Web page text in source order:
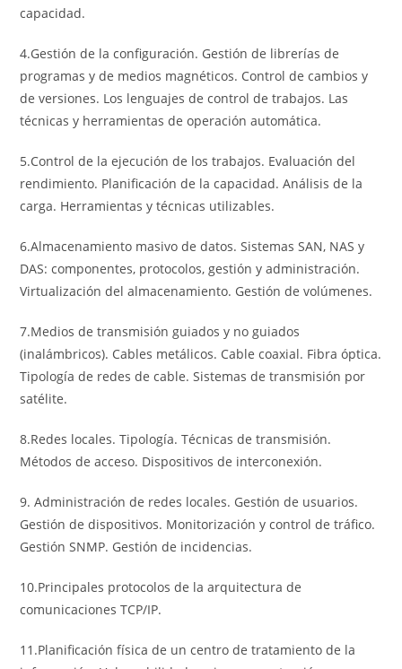
capacidad.
4.Gestión de la configuración. Gestión de librerías de
programas y de medios magnéticos. Control de cambios y
de versiones. Los lenguajes de control de trabajos. Las
técnicas y herramientas de operación automática.
5.Control de la ejecución de los trabajos. Evaluación del
rendimiento. Planificación de la capacidad. Análisis de la
carga. Herramientas y técnicas utilizables.
6.Almacenamiento masivo de datos. Sistemas SAN, NAS y
DAS: componentes, protocolos, gestión y administración.
Virtualización del almacenamiento. Gestión de volúmenes.
7.Medios de transmisión guiados y no guiados
(inalámbricos). Cables metálicos. Cable coaxial. Fibra óptica.
Tipología de redes de cable. Sistemas de transmisión por
satélite.
8.Redes locales. Tipología. Técnicas de transmisión.
Métodos de acceso. Dispositivos de interconexión.
9. Administración de redes locales. Gestión de usuarios.
Gestión de dispositivos. Monitorización y control de tráfico.
Gestión SNMP. Gestión de incidencias.
10.Principales protocolos de la arquitectura de
comunicaciones TCP/IP.
11.Planificación física de un centro de tratamiento de la